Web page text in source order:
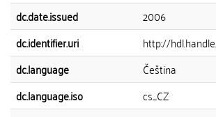
dc.date.issued
2006
dc.identifier.uri
http://
dc.language
Čeština
dc.language.iso
cs_CZ